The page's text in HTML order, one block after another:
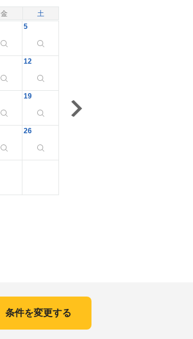
金 土
5
12
19
26
条件を変更する